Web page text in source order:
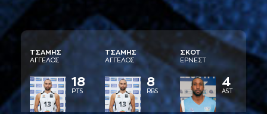
ΤΣAΜΗΣ
AΓΓΕΛΟΣ
18
PTS
ΤΣAΜΗΣ
AΓΓΕΛΟΣ
8
RBS
ΣΚΟΤ
ΕΡΝΕΣΤ
4
AST